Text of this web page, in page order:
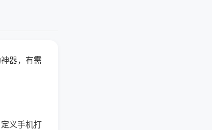
器，有需
义手机打